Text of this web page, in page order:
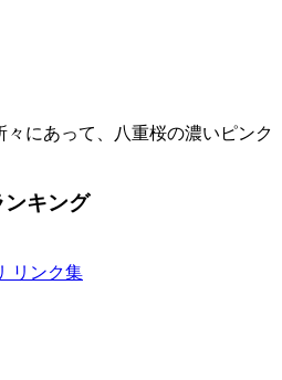
々にあって、八重桜の濃いピンク
キング
リンク集